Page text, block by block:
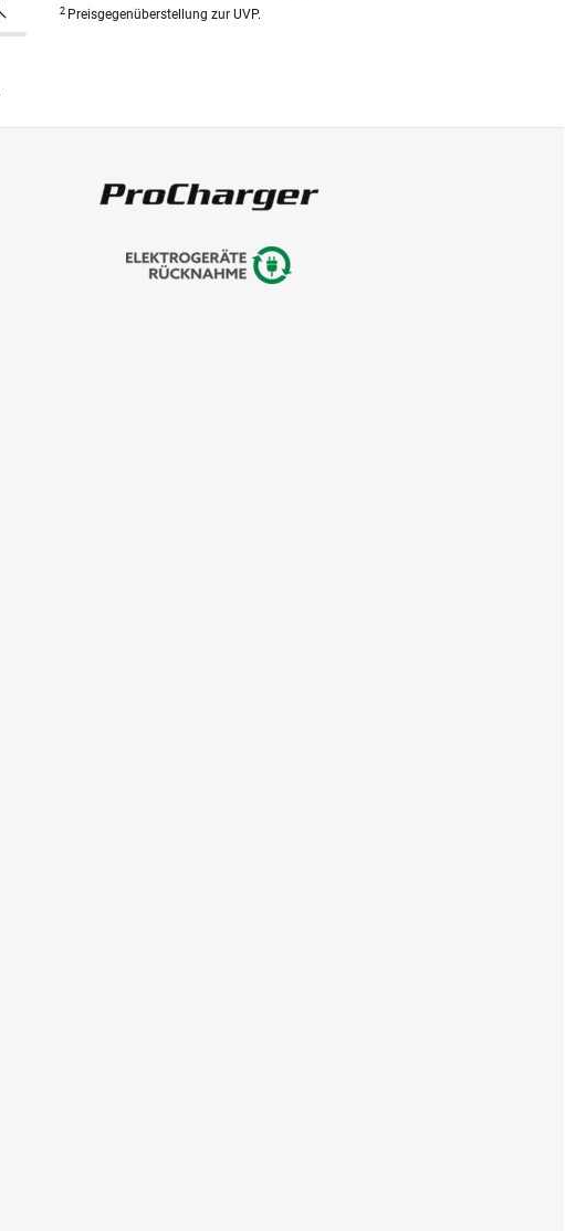
2 Preisgegenüberstellung zur UVP.